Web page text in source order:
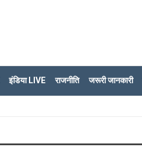
इंडिया LIVE राजनीति जरूरी जानकारी